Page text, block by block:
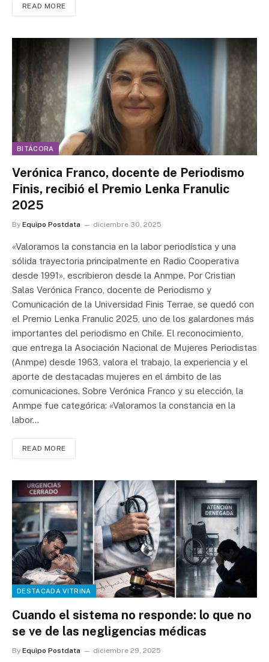
READ MORE
BITÁCORA
Verónica Franco, docente de Periodismo
Finis, recibió el Premio Lenka Franulic
2025
By Equipo Postdata diciembre 30, 2025
«Valoramos la constancia en la labor periodística y una
sólida trayectoria principalmente en Radio Cooperativa
desde 1991», escribieron desde la Anmpe. Por Cristian
Salas Verónica Franco, docente de Periodismo y
Comunicación de la Universidad Finis Terrae, se quedó con
el Premio Lenka Franulic 2025, uno de los galardones más
importantes del periodismo en Chile. El reconocimiento,
que entrega la Asociación Nacional de Mujeres Periodistas
(Anmpe) desde 1963, valora el trabajo, la experiencia y el
aporte de destacadas mujeres en el ámbito de las
comunicaciones. Sobre Verónica Franco y su elección, la
Anmpe fue categórica: «Valoramos la constancia en la
labor…
READ MORE
DESTACADA VITRINA
Cuando el sistema no responde: lo que no
se ve de las negligencias médicas
By Equipo Postdata diciembre 29, 2025